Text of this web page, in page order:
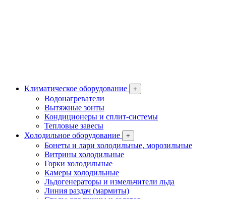
Климатическое оборудование +
Водонагреватели
Вытяжные зонты
Кондиционеры и сплит-системы
Тепловые завесы
Холодильное оборудование
+
Бонеты и лари холодильные, морозильные
Витрины холодильные
Горки холодильные
Камеры холодильные
Льдогенераторы и измельчители льда
Линия раздач (мармиты)